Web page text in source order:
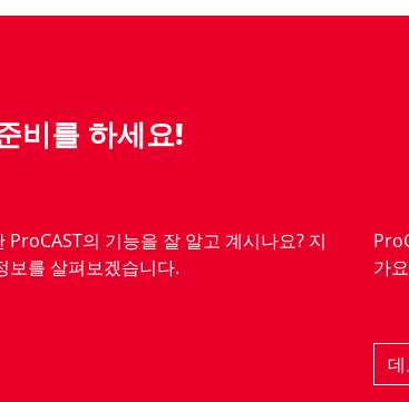
비를 하세요!
의 기능을 잘 알고 계시나요? 지
보를 살펴보겠습니다.
가